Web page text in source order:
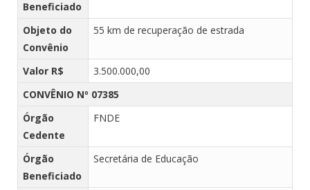
Beneficiado
Objeto do
Convênio
55 km de recuperação de estrada
Valor R$
3.500.000,00
CONVÊNIO Nº 07385
Órgão
Cedente
FNDE
Órgão
Beneficiado
Secretária de Educação